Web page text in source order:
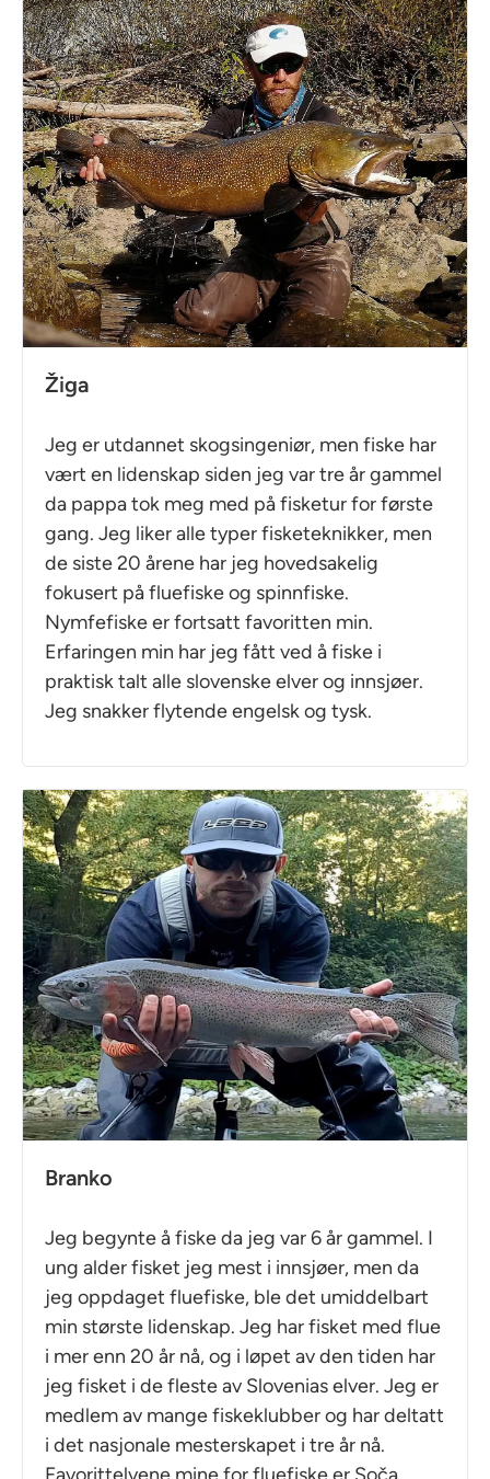
Žiga
Jeg er utdannet skogsingeniør, men fiske har
vært en lidenskap siden jeg var tre år gammel
da pappa tok meg med på fisketur for første
gang. Jeg liker alle typer fisketeknikker, men
de siste 20 årene har jeg hovedsakelig
fokusert på fluefiske og spinnfiske.
Nymfefiske er fortsatt favoritten min.
Erfaringen min har jeg fått ved å fiske i
praktisk talt alle slovenske elver og innsjøer.
Jeg snakker flytende engelsk og tysk.
Branko
Jeg begynte å fiske da jeg var 6 år gammel. I
ung alder fisket jeg mest i innsjøer, men da
jeg oppdaget fluefiske, ble det umiddelbart
min største lidenskap. Jeg har fisket med flue
i mer enn 20 år nå, og i løpet av den tiden har
jeg fisket i de fleste av Slovenias elver. Jeg er
medlem av mange fiskeklubber og har deltatt
i det nasjonale mesterskapet i tre år nå.
Favorittelvene mine for fluefiske er Soča,